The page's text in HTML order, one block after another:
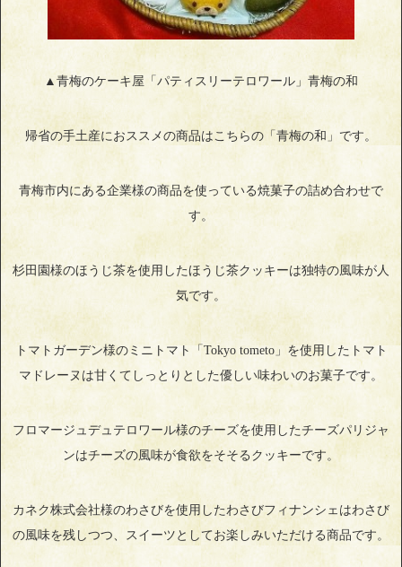
▲青梅のケーキ屋「パティスリーテロワール」青梅の和
帰省の手土産におススメの商品はこちらの「青梅の和」です。
青梅市内にある企業様の商品を使っている焼菓子の詰め合わせで
す。
杉田園様のほうじ茶を使用したほうじ茶クッキーは独特の風味が人
気です。
トマトガーデン様のミニトマト「Tokyo tometo」を使用したトマト
マドレーヌは甘くてしっとりとした優しい味わいのお菓子です。
フロマージュデュテロワール様のチーズを使用したチーズパリジャ
ンはチーズの風味が食欲をそそるクッキーです。
カネク株式会社様のわさびを使用したわさびフィナンシェはわさび
の風味を残しつつ、スイーツとしてお楽しみいただける商品です。